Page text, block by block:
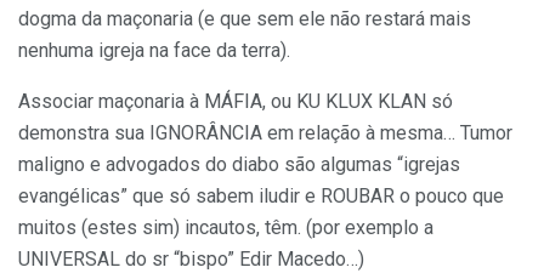
dogma da maçonaria (e que sem ele não restará mais
nenhuma igreja na face da terra).
Associar maçonaria à MÁFIA, ou KU KLUX KLAN só
demonstra sua IGNORÂNCIA em relação à mesma… Tumor
maligno e advogados do diabo são algumas “igrejas
evangélicas” que só sabem iludir e ROUBAR o pouco que
muitos (estes sim) incautos, têm. (por exemplo a
UNIVERSAL do sr “bispo” Edir Macedo…)